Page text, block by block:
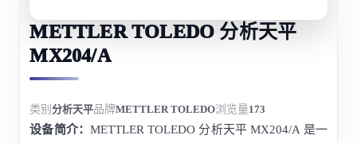
METTLER TOLEDO 分析天平
MX204/A
类别分析天平品牌METTLER TOLEDO浏览量173
设备简介：METTLER TOLEDO 分析天平 MX204/A 是一